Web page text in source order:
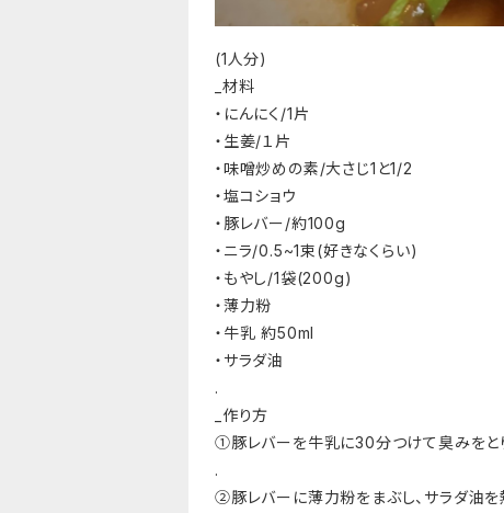
(1人分)
_材料
・にんにく/1片
・生姜/１片
・味噌炒めの素/大さじ1と1/2
・塩コショウ
・豚レバー/約100g
・ニラ/0.5~1束(好きなくらい)
・もやし/1袋(200g)
・薄力粉
・牛乳 約50ml
・サラダ油
.
_作り方
①豚レバーを牛乳に30分つけて臭みをと
.
②豚レバーに薄力粉をまぶし、サラダ油を